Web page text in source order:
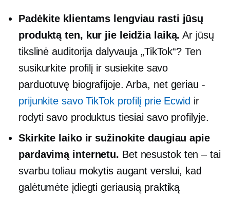
Padėkite klientams lengviau rasti jūsų
produktą ten, kur jie leidžia laiką. Ar jūsų
tikslinė auditorija dalyvauja „TikTok“? Ten
susikurkite profilį ir susiekite savo
parduotuvę biografijoje. Arba, net geriau -
prijunkite savo TikTok profilį prie Ecwid ir
rodyti savo produktus tiesiai savo profilyje.
Skirkite laiko ir sužinokite daugiau apie
pardavimą internetu. Bet nesustok ten – tai
svarbu toliau mokytis augant verslui, kad
galėtumėte įdiegti geriausią praktiką